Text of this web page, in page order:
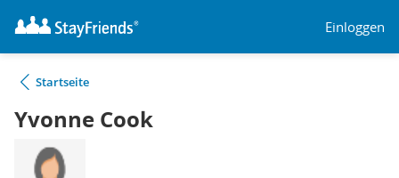
Einloggen
Startseite
Yvonne Cook